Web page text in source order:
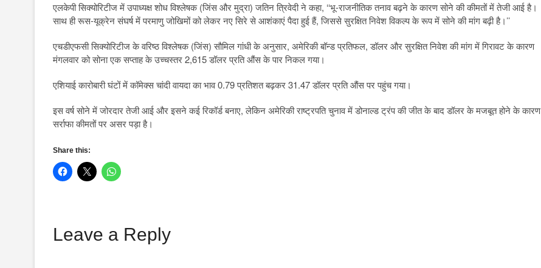
एलकेपी सिक्योरिटीज में उपाध्यक्ष शोध विश्लेषक (जिंस और मुद्रा) जतिन त्रिवेदी ने कहा, ‘‘भू-राजनीतिक तनाव बढ़ने के कारण सोने की कीमतों में तेजी आई है।
साथ ही रूस-यूक्रेन संघर्ष में परमाणु जोखिमों को लेकर नए सिरे से आशंकाएं पैदा हुई हैं, जिससे सुरक्षित निवेश विकल्प के रूप में सोने की मांग बढ़ी है।’’
एचडीएफसी सिक्योरिटीज के वरिष्ठ विश्लेषक (जिंस) सौमिल गांधी के अनुसार, अमेरिकी बॉन्ड प्रतिफल, डॉलर और सुरक्षित निवेश की मांग में गिरावट के कारण
मंगलवार को सोना एक सप्ताह के उच्चस्तर 2,615 डॉलर प्रति औंस के पार निकल गया।
एशियाई कारोबारी घंटों में कॉमेक्स चांदी वायदा का भाव 0.79 प्रतिशत बढ़कर 31.47 डॉलर प्रति औंस पर पहुंच गया।
इस वर्ष सोने में जोरदार तेजी आई और इसने कई रिकॉर्ड बनाए, लेकिन अमेरिकी राष्ट्रपति चुनाव में डोनाल्ड ट्रंप की जीत के बाद डॉलर के मजबूत होने के कारण
सर्राफा कीमतों पर असर पड़ा है।
Share this:
Leave a Reply